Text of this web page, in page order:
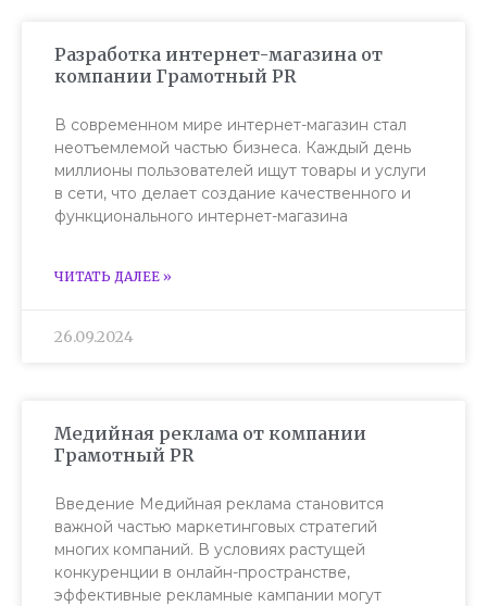
Разработка интернет-магазина от
компании Грамотный PR
В современном мире интернет-магазин стал
неотъемлемой частью бизнеса. Каждый день
миллионы пользователей ищут товары и услуги
в сети, что делает создание качественного и
функционального интернет-магазина
ЧИТАТЬ ДАЛЕЕ »
26.09.2024
Медийная реклама от компании
Грамотный PR
Введение Медийная реклама становится
важной частью маркетинговых стратегий
многих компаний. В условиях растущей
конкуренции в онлайн-пространстве,
эффективные рекламные кампании могут